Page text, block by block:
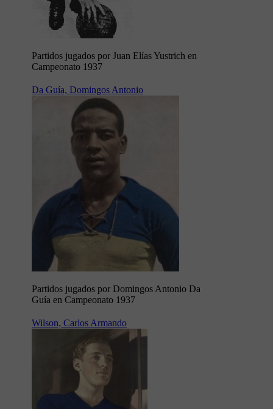
Partidos jugados por Juan Elías Yustrich en
Campeonato 1937
Da Guía, Domingos Antonio
Partidos jugados por Domingos Antonio Da
Guía en Campeonato 1937
Wilson, Carlos Armando